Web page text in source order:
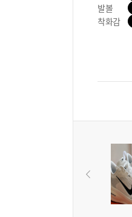
발볼
착화감